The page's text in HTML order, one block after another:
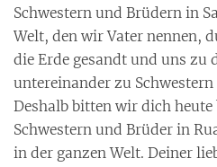
Schwestern und Brüdern in
Welt, den wir Vater nennen,
die Erde gesandt und uns zu
untereinander zu
Deshalb bitten wir dich heute
Schwestern und Brüder in
in der ganzen Welt. Deiner